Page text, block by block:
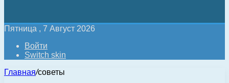
Пятница , 7 Август 2026
Войти
Switch skin
Главная/советы